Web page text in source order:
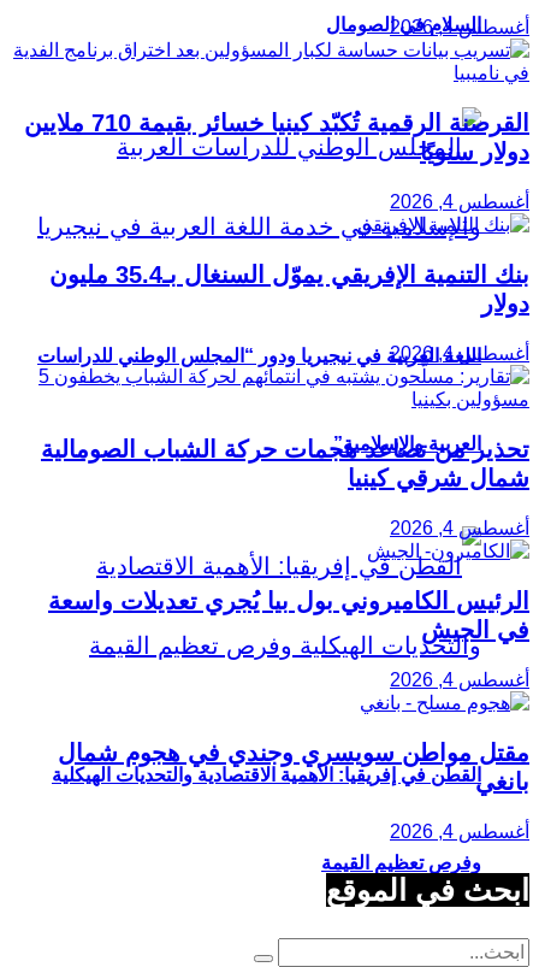
السلام في الصومال
اللغة العربية في نيجيريا ودور “المجلس الوطني للدراسات
العربية والإسلامية”
القطن في إفريقيا: الأهمية الاقتصادية والتحديات الهيكلية
وفرص تعظيم القيمة
أغسطس 4, 2026
القرصنة الرقمية تُكبّد كينيا خسائر بقيمة 710 ملايين
دولار سنويًا
أغسطس 4, 2026
بنك التنمية الإفريقي يموّل السنغال بـ35.4 مليون
دولار
أغسطس 4, 2026
تحذير من تصاعد هجمات حركة الشباب الصومالية
شمال شرقي كينيا
أغسطس 4, 2026
الرئيس الكاميروني بول بيا يُجري تعديلات واسعة
في الجيش
أغسطس 4, 2026
مقتل مواطن سويسري وجندي في هجوم شمال
بانغي
أغسطس 4, 2026
ابحث في الموقع